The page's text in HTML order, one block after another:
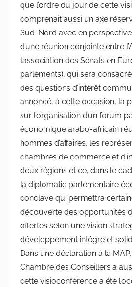
que l’ordre du jour de cette
comprenait aussi un axe
Sud-Nord avec en perspective
d’une réunion conjointe entre
l’association des Sénats en
parlements), qui sera
des questions d’intérêt
annoncé, à cette occasion, la
sur l’organisation d’un forum
économique arabo-africain
hommes d’affaires, les
chambres de commerce et
deux régions et ce, dans le
la diplomatie parlementaire
conclave qui permettra
découverte des opportunités
offertes selon une vision
développement intégré et
Dans une déclaration à la
Chambre des Conseillers a
cette visioconférence a été